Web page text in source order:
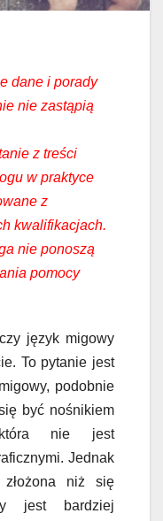
dane i porady
nie zastąpią
z treści
w praktyce
z
kwalifikacjach.
nie ponoszą
pomocy
język migowy
To pytanie jest
podobnie
być nośnikiem
która nie jest
Jednak
złożona niż się
jest bardziej